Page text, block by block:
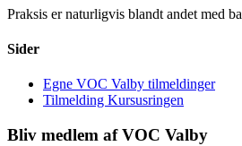
Praksis er naturligvis blandt andet med
Sider
Egne VOC Valby tilmeldinger
Tilmelding Kursusringen
Bliv medlem af VOC Valby